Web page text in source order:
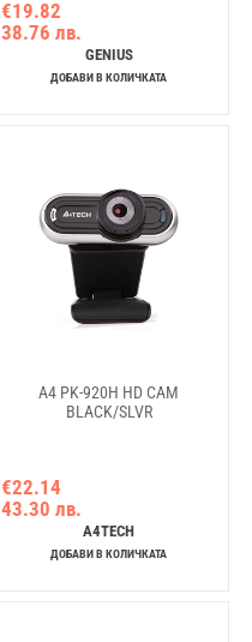
€19.82
38.76 лв.
GENIUS
ДОБАВИ В КОЛИЧКАТА
A4 PK-920H HD CAM
BLACK/SLVR
€22.14
43.30 лв.
A4TECH
ДОБАВИ В КОЛИЧКАТА